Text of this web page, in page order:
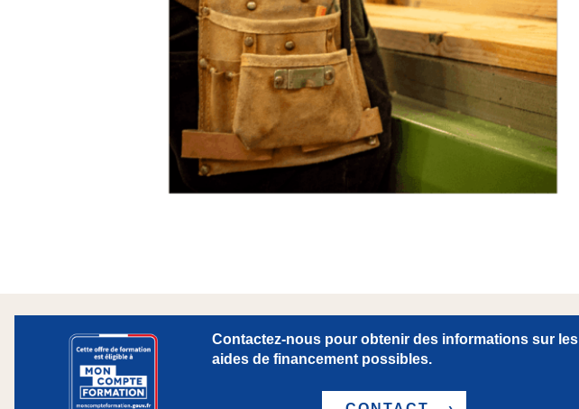
Contactez-nous pour obtenir des informations sur les
aides de financement possibles.